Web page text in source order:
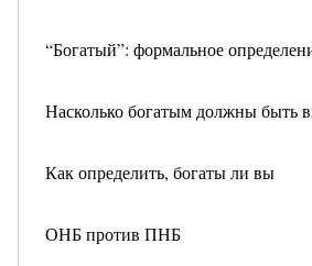
“Богатый”: формальное
Насколько богатым должны быть
Как определить, богаты ли вы
ОНБ против ПНБ